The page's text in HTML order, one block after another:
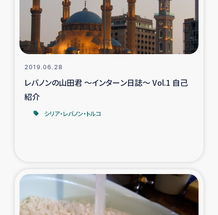
2019.06.28
レバノンの山田君 ～インターン日誌～ Vol.1 自己
紹介
シリア・レバノン・トルコ